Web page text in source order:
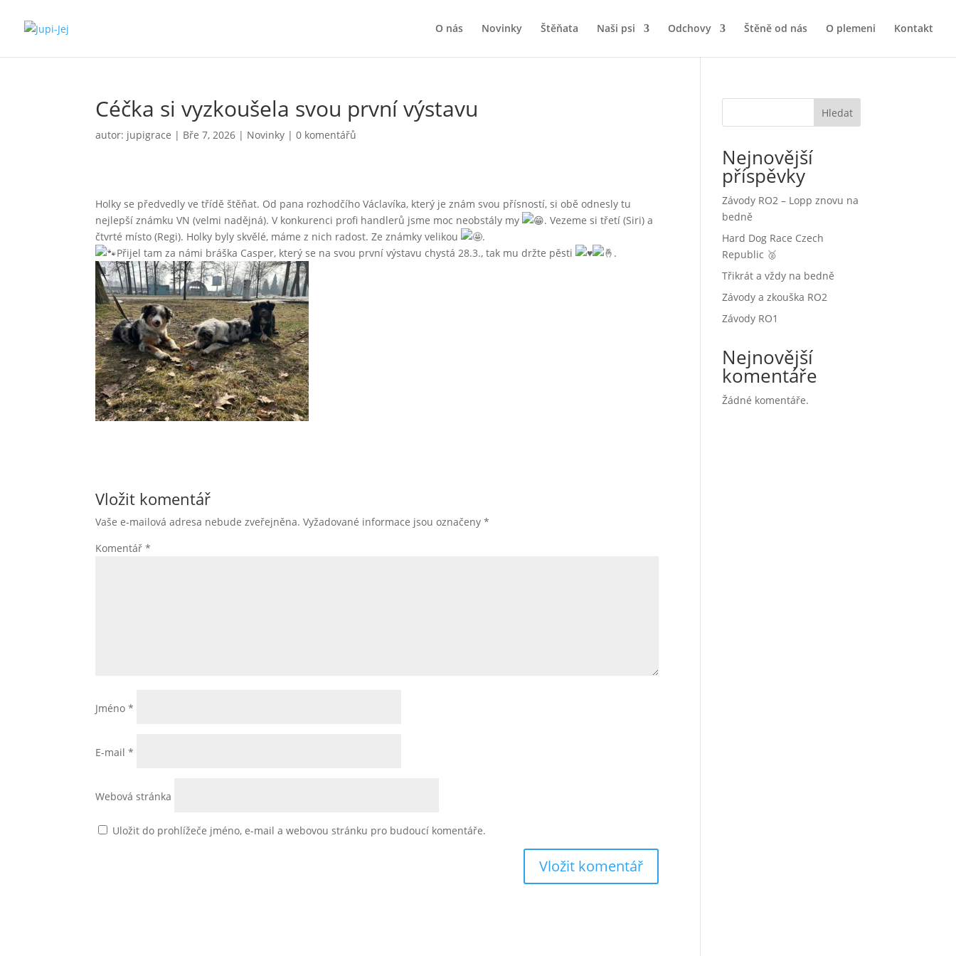
O nás Novinky Štěňata Naši psi Odchovy Štěně od nás O plemeni Kontakt
Céčka si vyzkoušela svou první výstavu
autor: jupigrace | Bře 7, 2026 | Novinky |0 komentářů
Holky se předvedly ve třídě štěňat. Od pana rozhodčího Václavíka, který je znám svou přísností, si obě odnesly tu
nejlepší známku VN (velmi nadějná). V konkurenci profi handlerů jsme moc neobstály my
. Vezeme si třetí (Siri) a
čtvrté místo (Regi). Holky byly skvělé, máme z nich radost. Ze známky velikou
.
Přijel tam za námi bráška Casper, který se na svou první výstavu chystá 28.3., tak mu držte pěsti
.
Vložit komentář
Vaše e-mailová adresa nebude zveřejněna. Vyžadované informace jsou označeny*
Komentář*
Jméno*
E-mail*
Webová stránka
Uložit do prohlížeče jméno, e-mail a webovou stránku pro budoucí komentáře.
Hledat
Nejnovější
příspěvky
Závody RO2 – Lopp znovu na
bedně
Hard Dog Race Czech
Republic 🥈
Třikrát a vždy na bedně
Závody a zkouška RO2
Závody RO1
Nejnovější
komentáře
Žádné komentáře.